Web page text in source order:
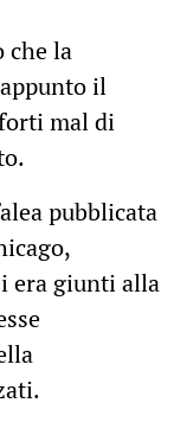
che la
il
mal di
pubblicata
era giunti alla